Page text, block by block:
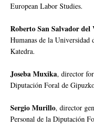
European Labor Studies.
Roberto San Salvador del
Humanas de la
Katedra.
Joseba Muxika, director
Diputación Foral de
Sergio Murillo, director
Personal de la Diputación